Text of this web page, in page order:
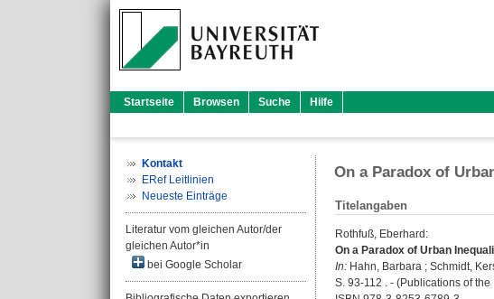
Startseite Browsen Suche Hilfe
Kontakt
ERef Leitlinien
Neueste Einträge
Literatur vom gleichen Autor/der
gleichen Autor*in
bei Google Scholar
On a Paradox of
Titelangaben
Rothfuß, Eberhard :
On a Paradox of Urban
In: Hahn, Barbara ; Schmidt,
S. 93-112 . - (Publications of